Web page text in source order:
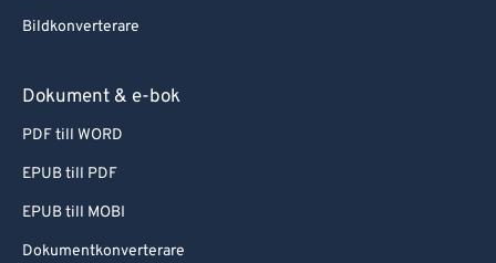
Bildkonverterare
Dokument & e-bok
PDF till WORD
EPUB till PDF
EPUB till MOBI
Dokumentkonverterare